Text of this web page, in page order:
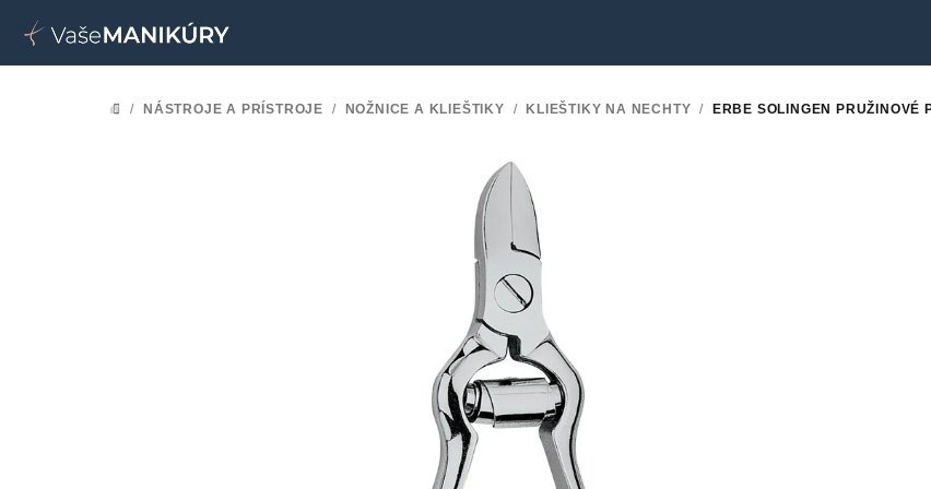
obsah
DOMOV
/ NÁSTROJE A PRÍSTROJE / NOŽNICE A KLIEŠTIKY / KLIEŠTIKY NA NECHTY / ERBE SOLINGEN PRUŽINOVÉ